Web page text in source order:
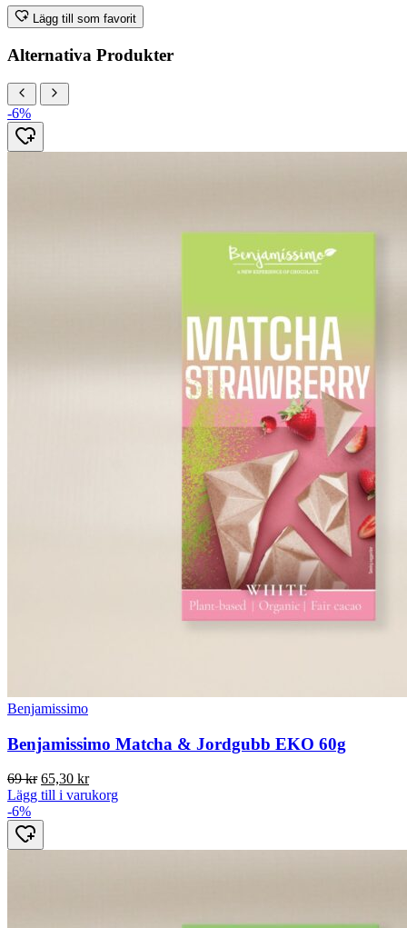
Lägg till som favorit
Alternativa Produkter
-6%
Benjamissimo
Benjamissimo Matcha & Jordgubb EKO 60g
69kr Det
ursprungliga
var:
65,30 krDet
nuvarande
Lägg till i varukorg
-6%